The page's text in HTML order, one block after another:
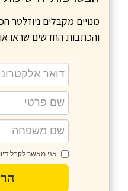
מנויים מקבלים ניוזלטר
והכתבות החדשים שראו
אני מאשר לקבל